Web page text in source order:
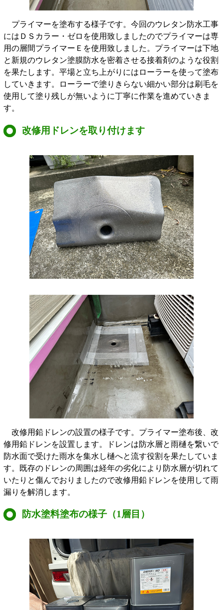
プライマーを塗布する様子です。今回のウレタン防水工事
にはＤＳカラー・ゼロを使用致しましたのでプライマーは専
用の層間プライマーＥを使用致しました。プライマーは下地
と新規のウレタン塗膜防水を密着させる接着剤のような役割
を果たします。平場と立ち上がりにはローラーを使って塗布
していきます。ローラーで塗りきらない細かい部分は刷毛を
使用して塗り残しが無いように丁寧に作業を進めていきま
す。
改修用ドレンを取り付けます
改修用鉛ドレンの設置の様子です。プライマー塗布後、改
修用鉛ドレンを設置します。ドレンは防水層と雨樋を繋いで
防水面で受けた雨水を集水し樋へと流す役割を果たしていま
す。既存のドレンの周囲は経年の劣化により防水層が切れて
いたりと傷んでおりましたので改修用鉛ドレンを使用して雨
漏りを解消します。
防水塗料塗布の様子（1層目）